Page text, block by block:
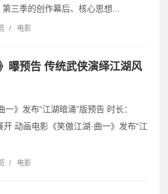
三季的创作幕后、核心思想...
/ 电影
曝预告 传统武侠演绎江湖风
》发布“江湖暗涌”版预告 时长：
动画电影《笑傲江湖·曲一》发布“江
/ 电影